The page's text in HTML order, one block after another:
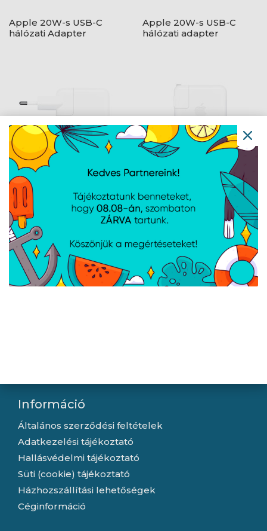
Apple 20W-s USB-C
hálózati Adapter
Apple 20W-s USB-C
hálózati adapter
Apple USB-C hálózati
adapter 30W
Apple 70W-s USB-C
hálózati Adapter
Navigáció
Információ
Általános szerződési feltételek
Adatkezelési tájékoztató
Hallásvédelmi tájékoztató
Süti (cookie) tájékoztató
Házhozszállítási lehetőségek
Céginformáció